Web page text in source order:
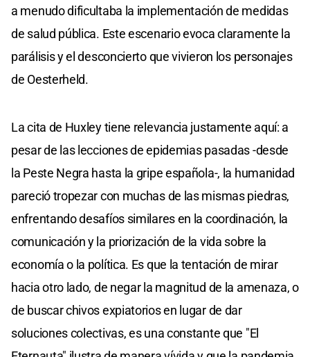
a menudo dificultaba la implementación de medidas
de salud pública. Este escenario evoca claramente la
parálisis y el desconcierto que vivieron los personajes
de Oesterheld.
La cita de Huxley tiene relevancia justamente aquí: a
pesar de las lecciones de epidemias pasadas -desde
la Peste Negra hasta la gripe española-, la humanidad
pareció tropezar con muchas de las mismas piedras,
enfrentando desafíos similares en la coordinación, la
comunicación y la priorización de la vida sobre la
economía o la política. Es que la tentación de mirar
hacia otro lado, de negar la magnitud de la amenaza, o
de buscar chivos expiatorios en lugar de dar
soluciones colectivas, es una constante que "El